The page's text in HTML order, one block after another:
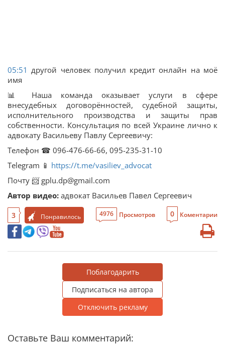
05:51 другой человек получил кредит онлайн на моё
имя
📊 Наша команда оказывает услуги в сфере
внесудебных договорённостей, судебной защиты,
исполнительного производства и защиты прав
собственности. Консультация по всей Украине лично к
адвокату Васильеву Павлу Сергеевичу:
Телефон ☎ 096-476-66-66, 095-235-31-10
Telegram 📱 https://t.me/vasiliev_advocat
Почту 📨 gplu.dp@gmail.com
Автор видео: адвокат Васильев Павел Сергеевич
3 Понравилось 4976 Просмотров 0 Коментарии
Поблагодарить
Подписаться на автора
Отключить рекламу
Оставьте Ваш комментарий: